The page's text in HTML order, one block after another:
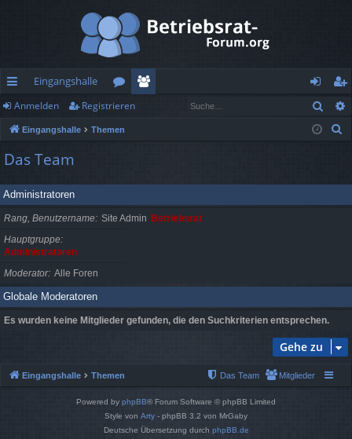
ch
ne
llz
ug
f
Eingangshalle
or
en
r
n
m
de
eg
ist
re
Anmelden Registrieren
Eingangshalle Themen
Das Team
Administratoren
Rang, Benutzername Site Admin Betriebsrat
Hauptgruppe
Administratoren
Moderator Alle Foren
Globale Moderatoren
Es wurden keine Mitglieder gefunden, die den Suchkriterien entsprechen.
Gehe zu
Eingangshalle Themen Mitglieder
Das Team
Powered by phpBB® Forum Software © phpBB Limited
Style von Arty - phpBB 3.2 von MrGaby
Deutsche Übersetzung durch phpBB.de